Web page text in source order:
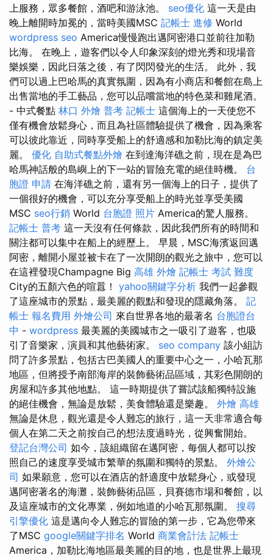
上服務，眾多餐館，酒吧和游泳池。 seo優化 這一天是由
晚上離開時加冕的，當時美國MSC 記帳士 進修 World
wordpress seo America慢慢跑出邁阿密港口並前往加勒
比海。 在晚上，遊客們以令人印象深刻的燈光秀和現場音
樂娛樂，因此日落之後，有了閃閃發光的生活。 此外，我
們可以過上巴哈馬的真實氛圍，因為有小商店和餐館在島上
出售當地的手工藝品，您可以品嚐當地的特色菜和雞尾酒。
- 中式餐點 林口 外燴 普考 記帳士 這個海上的一天使您不
僅有機會放鬆身心，而且為社區體驗提供了機會，因為乘客
可以彼此靠近，同時享受船上的舒適感和加勒比海的鎮定美
麗。 優化 自助式餐點外燴 在到達海洋礁之前，現在是為巴
哈馬神話般的島嶼上的下一站的冒險充電的絕佳時機。 台
胞證 申請 在海洋礁之前，還有另一個海上的日子，提供了
一個很好的機會，可以充分享受船上的時光並享受美國
MSC seo行銷 World 台胞證 照片 America的驚人服務。
記帳士 普考 這一天沒有任何條款，因此我們所有的時間和
關注都可以集中在船上的經歷上。 早晨，MSC海濱返回邁
阿密，離開小屋並被卡在了一次開朗的觀光之旅中，您可以
在這裡發現Champagne Big 高雄 外燴 記帳士 考試 難度
City的五顏六色的喧囂！ yahoo關鍵字分析 我們一起參觀
了這座城市的景點，最美麗的觀點和發現的隱藏角落。 記
帳士 報名費用 外燴公司 來自世界各地的最著名 台胞證台
中 - wordpress 最美麗的美國城市之一吸引了遊客，也吸
引了音樂家，演員和其他藝術家。 seo company 該小組訪
問了許多景點，包括古巴美國人的重要中心之一，小哈瓦那
地區，但將授予南部海岸的裝飾藝術品區域，其彩色開朗的
房屋和許多其他地點。 這一時期提供了嘗試該船獨特設施
的絕佳機會，無論是放鬆，美食體驗還是樂趣。 外燴 高雄
無論是休息，觀光還是令人難忘的旅行，這一天非常適合每
個人在第二天之前按自己的想法度過時光，從興奮開始。
登記台灣公司 如今，該組織留在邁阿密，每個人都可以按
照自己的速度享受城市繁華的氛圍和獨特的景點。 外燴公
司 如果願意，您可以在酒店的舒適度中放鬆身心，或發現
邁阿密著名的海灘，裝飾藝術品區，貝賽德市場和餐館，以
及這座城市的文化專業，例如地道的小哈瓦那氛圍。 搜尋
引擎優化 這是邁向令人難忘的冒險的第一步，它為您帶來
了MSC google關鍵字排名 World 商業會計法 記帳士
America，加勒比海地區最美麗的目的地，也是世界上最現